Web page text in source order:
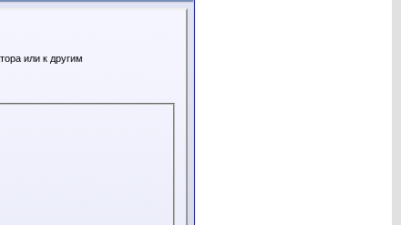
или к другим